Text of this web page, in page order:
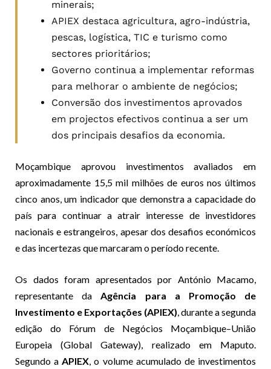
minerais;
APIEX destaca agricultura, agro-indústria,
pescas, logística, TIC e turismo como
sectores prioritários;
Governo continua a implementar reformas
para melhorar o ambiente de negócios;
Conversão dos investimentos aprovados
em projectos efectivos continua a ser um
dos principais desafios da economia.
Moçambique aprovou investimentos avaliados em
aproximadamente 15,5 mil milhões de euros nos últimos
cinco anos, um indicador que demonstra a capacidade do
país para continuar a atrair interesse de investidores
nacionais e estrangeiros, apesar dos desafios económicos
e das incertezas que marcaram o período recente.
Os dados foram apresentados por António Macamo,
representante da Agência para a Promoção de
Investimento e Exportações (APIEX) , durante a segunda
edição do Fórum de Negócios Moçambique–União
Europeia (Global Gateway), realizado em Maputo.
Segundo a APIEX , o volume acumulado de investimentos